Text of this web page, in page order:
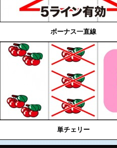
ボーナス一直線
単チェリー